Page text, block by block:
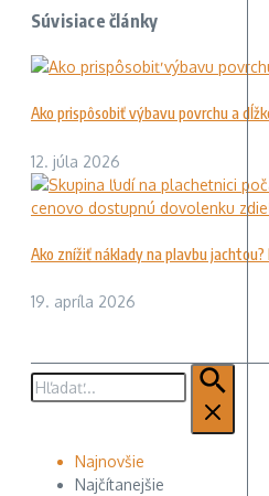
Súvisiace články
Ako prispôsobiť výbavu povrchu a
12. júla 2026
Ako znížiť náklady na plavbu
19. apríla 2026
Hľadať:
Najnovšie
Najčítanejšie